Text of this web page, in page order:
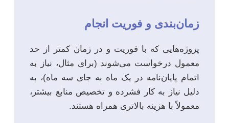
زمان‌بندی و فوریت انجام
پروژه‌هایی که با فوریت و در زمان کمتر از حد
معمول درخواست می‌شوند (برای مثال، نیاز به
اتمام پایان‌نامه در یک ماه به جای سه ماه)، به
دلیل نیاز به کار فشرده و تخصیص منابع بیشتر،
معمولاً با هزینه بالاتری همراه هستند.